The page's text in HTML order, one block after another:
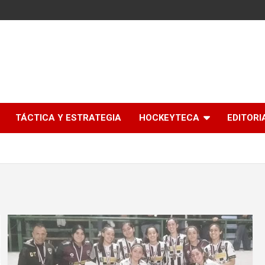
TÁCTICA Y ESTRATEGIA HOCKEYTECA